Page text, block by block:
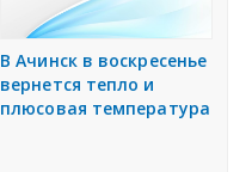
В Ачинск в воскресенье
вернется тепло и
плюсовая температура